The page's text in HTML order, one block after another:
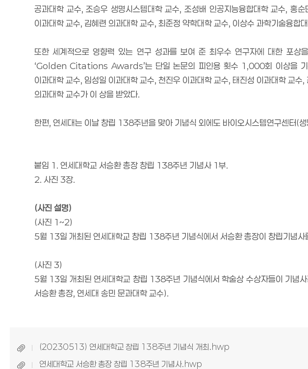
공과대학 교수 조승우 생명시스템대학 교수 조성배 인공지능융합대학 교수 홍순
이과대학 교수 김혜련 의과대학 교수 최준정 약학대학 교수 이상수 과학기술융합
또한 세계적으로 영향력 있는 연구 성과를 보여 준 최우수 연구자에 대한 포상
‘Golden Citations Awards’는 단일 논문의 피인용 횟수 1,000회 이상을
이과대학 교수 임성일 이과대학 교수 천진우 이과대학 교수 태진성 이과대학 교수
의과대학 교수가 이 상을 받았다
한편 연세대는 이날 창립 138주년을 맞아 기념식 외에도 바이오시스템연구센터(
붙임 1. 연세대학교 서승환 총장 창립 138주년 기념사 1 부
2. 사진 3장
(사진 설명)
(사진 1~2)
5월 13일 개최된 연세대학교 창립 138주년 기념식에서 서승환 총장이 창립기념사
(사진 3)
5월 13일 개최된 연세대학교 창립 138주년 기념식에서 학술상 수상자들이 기념
서승환 총장 연세대 송민 문과대학 교수).
(20230513) 연세대학교 창립 138주년 기념식 개최.hwp
연세대학교 서승환 총장 창립 138주년 기념사.hwp